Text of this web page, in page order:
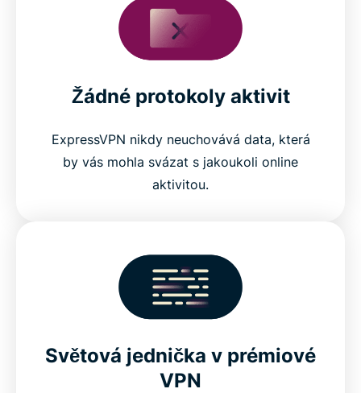
Žádné protokoly aktivit
ExpressVPN nikdy neuchovává data, která
by vás mohla svázat s jakoukoli online
aktivitou.
Světová jednička v prémiové
VPN